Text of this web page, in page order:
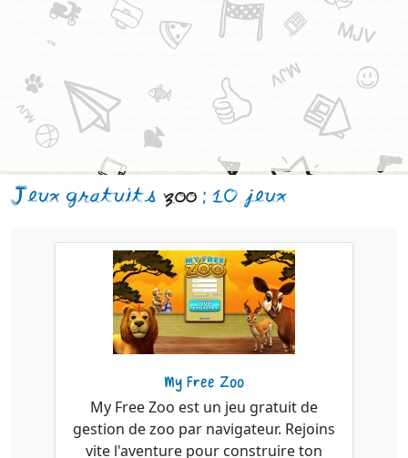
Jeux gratuits zoo : 10 jeux
My Free Zoo
My Free Zoo est un jeu gratuit de
gestion de zoo par navigateur. Rejoins
vite l'aventure pour construire ton